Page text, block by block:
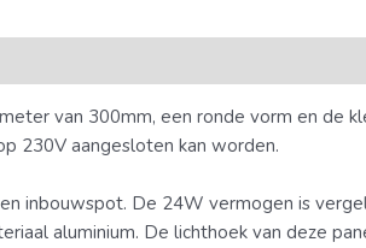
van 300mm, een ronde vorm en de
230V aangesloten kan worden.
inbouwspot. De 24W vermogen is
aluminium. De lichthoek van deze